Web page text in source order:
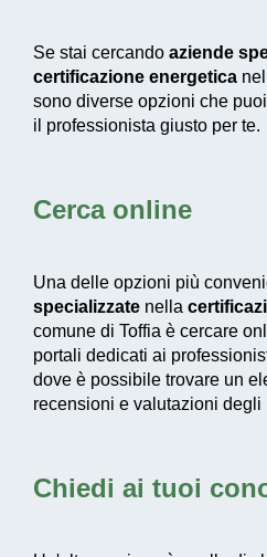
Se stai cercando aziende
certificazione energetica
sono diverse opzioni che
il professionista giusto per te.
Cerca online
Una delle opzioni più
specializzate nella
comune di Toffia è cercare
portali dedicati ai
dove è possibile trovare un
recensioni e valutazioni degli
Chiedi ai tuoi